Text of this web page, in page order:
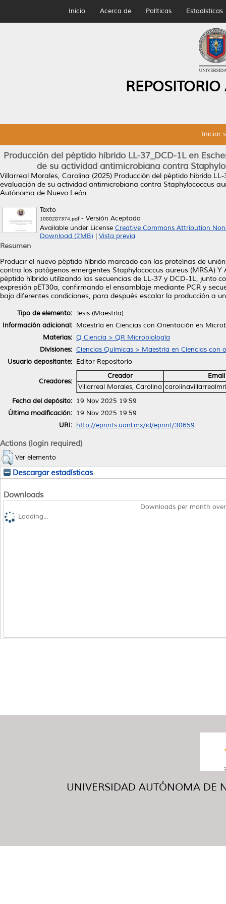
Inicio Acerca de Políticas Estadísticas
Iniciar
Producción del péptido híbrido LL-37_DCD-1L en
de su actividad antimicrobiana contra
Villarreal Morales, Carolina (2025) Producción del péptido híbrido
evaluación de su actividad antimicrobiana contra Staphylococcus
Autónoma de Nuevo León.
Texto
1080287374.pdf- Versión Aceptada
Available under License Creative Commons Attribution
Download (2MB)
Vista previa
Resumen
Producir el nuevo péptido híbrido marcado con las proteínas de
contra los patógenos emergentes Staphylococcus aureus (MRSA)
péptido híbrido utilizando las secuencias de LL-37 y DCD-1L, junto
expresión pET30a, confirmando el ensamblaje mediante PCR y
bajo diferentes condiciones, para después escalar la producción a
Tipo de elemento: Tesis (Maestría)
Información adicional: Maestría en Ciencias con Orientación en
Materias: Q Ciencia > QR Microbiología
Divisiones: Ciencias Químicas > Maestría en Ciencias
Usuario depositante: Editor Repositorio
Creadores:
Creador
Email
Villarreal Morales, Carolina
Fecha del depósito: 19 Nov 2025 19:59
Última modificación: 19 Nov 2025 19:59
URI: http://eprints.uanl.mx/id/eprint/30659
Actions (login required)
Ver elemento
Descargar estadísticas
Downloads
Downloads per month
Loading...
UNIVERSIDAD AUTÓNOMA DE